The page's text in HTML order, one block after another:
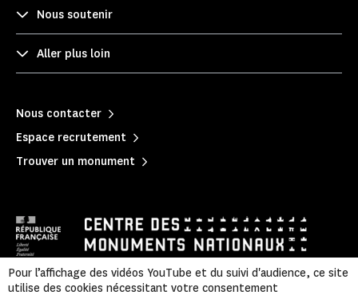
Nous soutenir
Aller plus loin
Nous contacter
Espace recrutement
Trouver un monument
Mentions légales Politique de confidentialité |
Pour l’affichage des vidéos YouTube et du suivi d'audience, ce site
utilise des cookies nécessitant votre consentement